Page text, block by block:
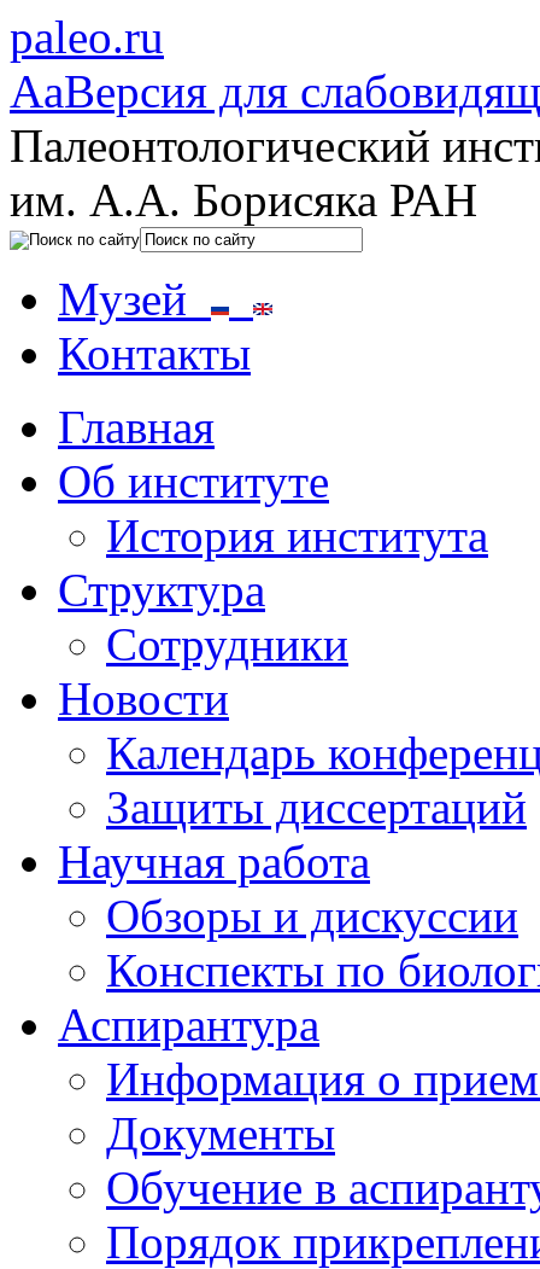
paleo.ru
AaВерсия для
Палеонтологический
им. А.А. Борисяка РАН
Музей
Контакты
Главная
Об институте
История института
Структура
Сотрудники
Новости
Календарь
Защиты диссертаций
Научная работа
Обзоры и дискуссии
Конспекты по
Аспирантура
Информация о
Документы
Обучение в
Порядок